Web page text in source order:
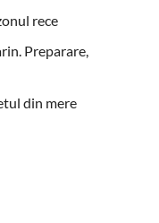
rece
Preparare,
din mere